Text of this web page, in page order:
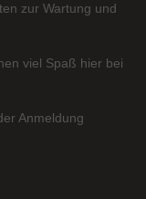
zur Wartung und
viel Spaß hier bei
Anmeldung